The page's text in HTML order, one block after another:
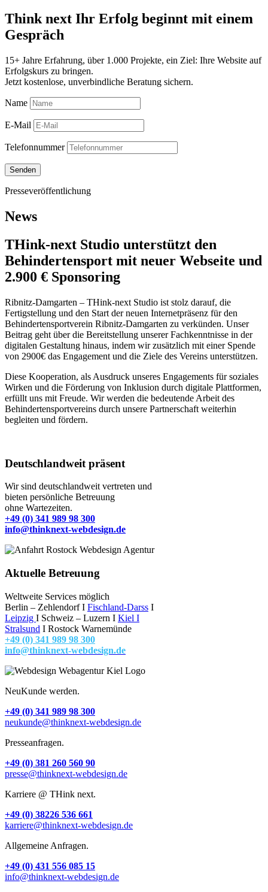
Think next Ihr Erfolg beginnt mit einem
Gespräch
15+ Jahre Erfahrung, über 1.000 Projekte, ein Ziel: Ihre Website auf
Erfolgskurs zu bringen.
Jetzt kostenlose, unverbindliche Beratung sichern.
Name
E-Mail
Telefonnummer
Senden
Presseveröffentlichung
News
THink-next Studio unterstützt den
Behindertensport mit neuer Webseite und
2.900 € Sponsoring
Ribnitz-Damgarten – THink-next Studio ist stolz darauf, die
Fertigstellung und den Start der neuen Internetpräsenz für den
Behindertensportverein Ribnitz-Damgarten zu verkünden. Unser
Beitrag geht über die Bereitstellung unserer Fachkenntnisse in der
digitalen Gestaltung hinaus, indem wir zusätzlich mit einer Spende
von 2900€ das Engagement und die Ziele des Vereins unterstützen.
Diese Kooperation, als Ausdruck unseres Engagements für soziales
Wirken und die Förderung von Inklusion durch digitale Plattformen,
erfüllt uns mit Freude. Wir werden die bedeutende Arbeit des
Behindertensportvereins durch unsere Partnerschaft weiterhin
begleiten und fördern.
Deutschlandweit präsent
Wir sind deutschlandweit vertreten und
bieten persönliche Betreuung
ohne Wartezeiten.
+49 (0) 341 989 98 300
info@thinknext-webdesign.de
Aktuelle Betreuung
Weltweite Services möglich
Berlin – Zehlendorf I Fischland-Darss I
Leipzig I Schweiz – Luzern I Kiel I
Stralsund I Rostock Warnemünde
+49 (0) 341 989 98 300
info@thinknext-webdesign.de
NeuKunde werden.
+49 (0) 341 989 98 300
neukunde@thinknext-webdesign.de
Presseanfragen.
+49 (0) 381 260 560 90
presse@thinknext-webdesign.de
Karriere @ THink next.
+49 (0) 38226 536 661
karriere@thinknext-webdesign.de
Allgemeine Anfragen.
+49 (0) 431 556 085 15
info@thinknext-webdesign.de